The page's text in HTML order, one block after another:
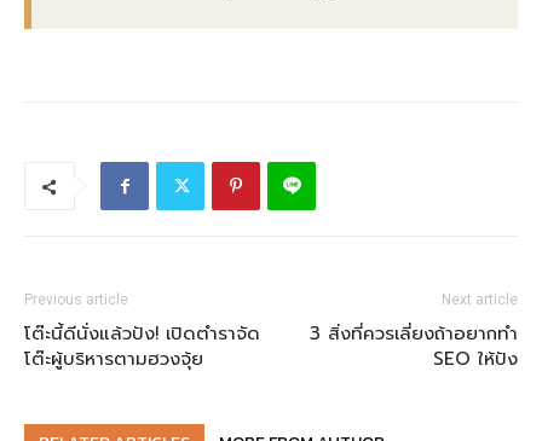
Previous article
โต๊ะนี้ดีนั่งแล้วปัง! เปิดตำราจัด
โต๊ะผู้บริหารตามฮวงจุ้ย
Next article
3 สิ่งที่ควรเลี่ยงถ้าอยากทำ
SEO ให้ปัง